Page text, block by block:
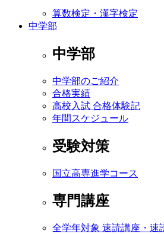
算数検定・漢字検定
中学部
中学部
中学部のご紹介
合格実績
高校入試 合格体験記
年間スケジュール
受験対策
国立高専進学コース
専門講座
全学年対象 速読講座・速